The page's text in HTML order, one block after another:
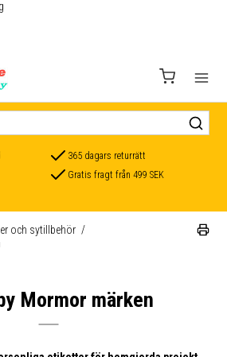
365 dagars returrätt
Gratis fragt från 499 SEK
och sytillbehör /
Mormor märken